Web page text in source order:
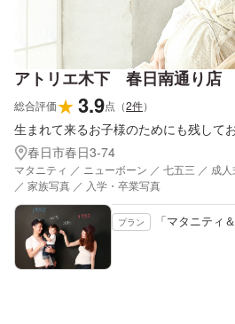
アトリエ木下 春日南通り店
総合評価★3.9点 （2件）
生まれて来るお子様のためにも残して
春日市春日3-74
マタニティ ／ ニューボーン ／ 七五三 ／ 成
／ 家族写真 ／ 入学・卒業写真
プラン 「マタニティ